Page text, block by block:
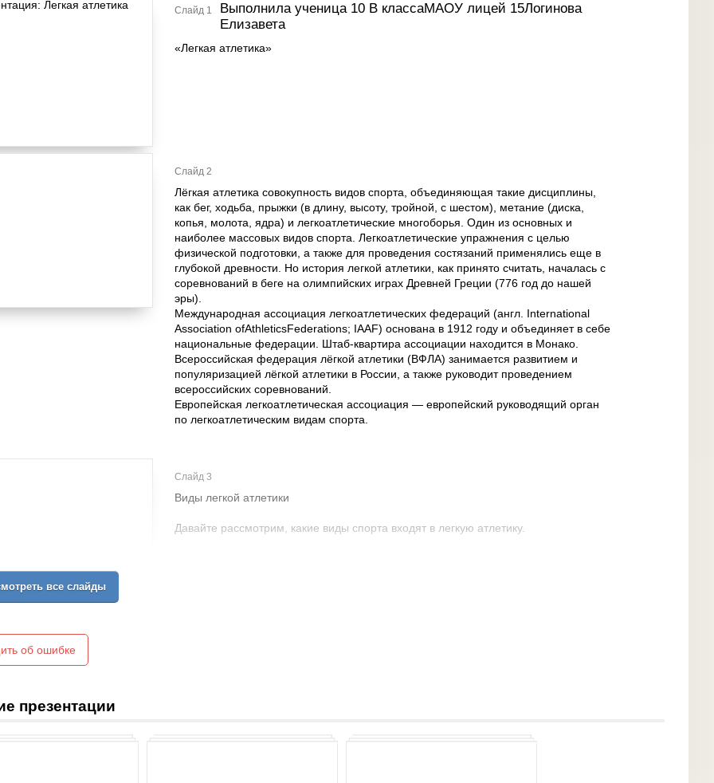
Слайд 1
Выполнила ученица 10 В классаМАОУ лицей 15Логинова
Елизавета
«Легкая атлетика»
Слайд 2
Лёгкая атлетика совокупность видов спорта, объединяющая такие дисциплины,
как бег, ходьба, прыжки (в длину, высоту, тройной, с шестом), метание (диска,
копья, молота, ядра) и легкоатлетические многоборья. Один из основных и
наиболее массовых видов спорта. Легкоатлетические упражнения с целью
физической подготовки, а также для проведения состязаний применялись еще в
глубокой древности. Но история легкой атлетики, как принято считать, началась с
соревнований в беге на олимпийских играх Древней Греции (776 год до нашей
эры).
Международная ассоциация легкоатлетических федераций (англ. International
Association ofAthleticsFederations; IAAF) основана в 1912 году и объединяет в себе
национальные федерации. Штаб-квартира ассоциации находится в Монако.
Всероссийская федерация лёгкой атлетики (ВФЛА) занимается развитием и
популяризацией лёгкой атлетики в России, а также руководит проведением
всероссийских соревнований.
Европейская легкоатлетическая ассоциация — европейский руководящий орган
по легкоатлетическим видам спорта.
Слайд 3
Виды легкой атлетики
Давайте рассмотрим, какие виды спорта входят в легкую атлетику.
все слайды
об ошибке
презентации